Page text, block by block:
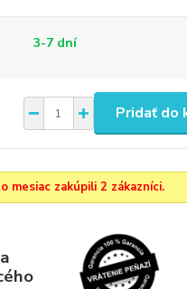
3-7 dní
Pridať do
mesiac zakúpili 2 zákazníci.